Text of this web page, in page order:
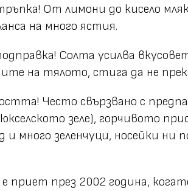
От лимони до кисело
на много ястия.
Солта усилва
на тялото, стига да не
Често свързвано с
зеле), горчивото
много зеленчуци, носейки ни
приет през 2002 година,